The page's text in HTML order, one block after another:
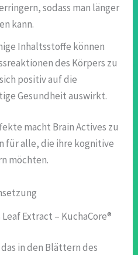
sodass man länger
kann.
Inhaltsstoffe können
des Körpers zu
positiv auf die
Gesundheit auswirkt.
macht Brain Actives zu
für alle, die ihre kognitive
möchten.
Extract – KuchaCore®
in den Blättern des